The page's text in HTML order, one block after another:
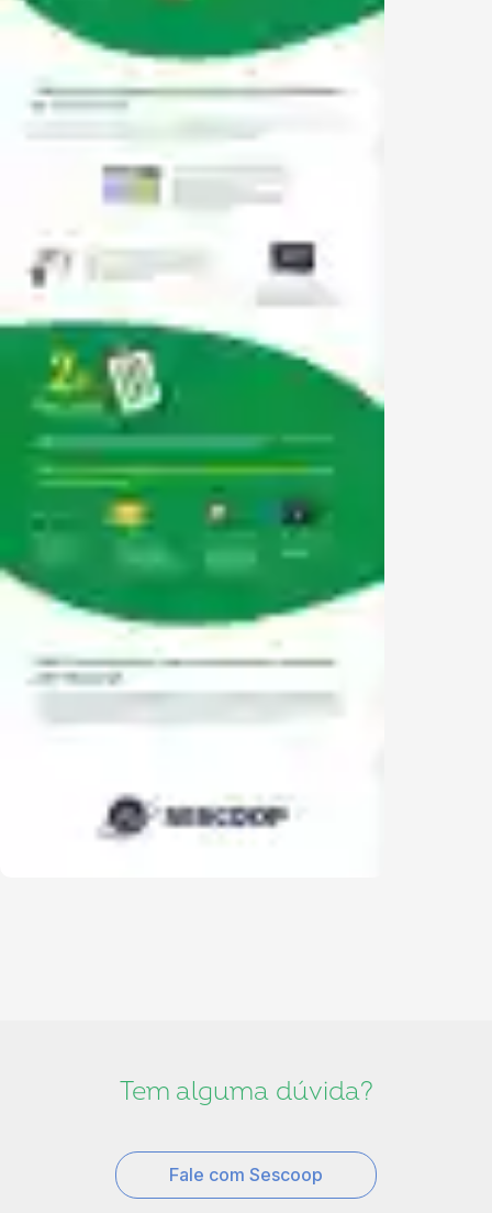
Tem alguma dúvida?
Fale com Sescoop